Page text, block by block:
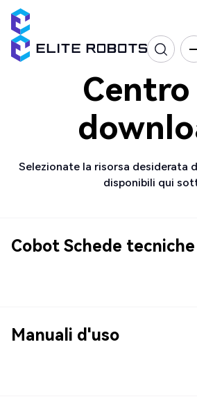
Selezionate la risorsa desiderata
disponibili qui
Cobot Schede tecniche
Manuali d'uso